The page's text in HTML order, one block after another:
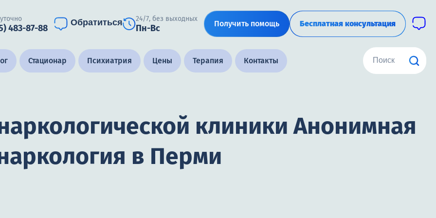
483-87-88
Обратиться 24/7, без выходных
Пн-Вс Получить помощь Бесплатная консультация
Стационар Психиатрия Цены Терапия Контакты
клиники Анонимная
в Перми